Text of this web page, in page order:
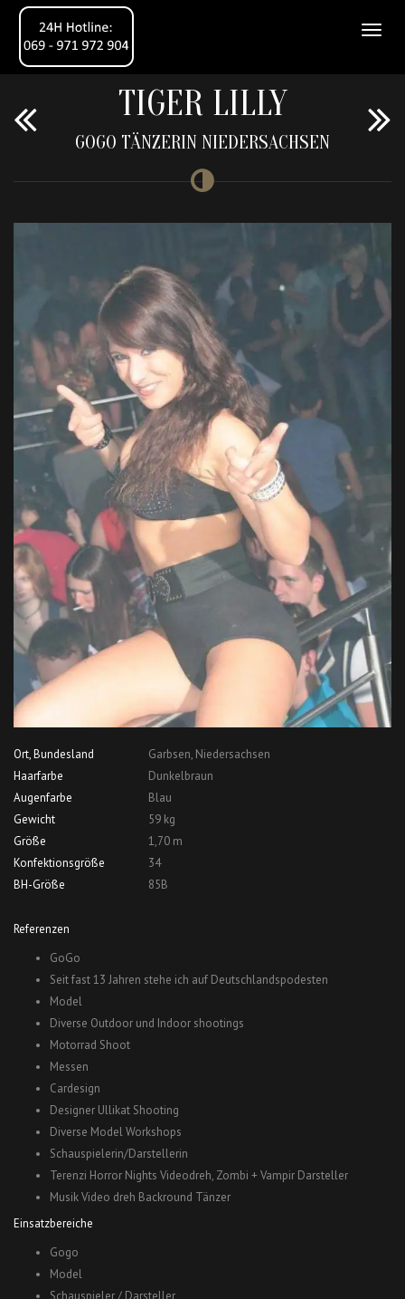
TIGER LILLY
GOGO TÄNZERIN NIEDERSACHSEN
Ort, Bundesland
Garbsen, Niedersachsen
Haarfarbe
Dunkelbraun
Augenfarbe
Blau
Gewicht
59 kg
Größe
1,70 m
Konfektionsgröße
34
BH-Größe
85B
Referenzen
GoGo
Seit fast 13 Jahren stehe ich auf Deutschlandspodesten
Model
Diverse Outdoor und Indoor shootings
Motorrad Shoot
Messen
Cardesign
Designer Ullikat Shooting
Diverse Model Workshops
Schauspielerin/Darstellerin
Terenzi Horror Nights Videodreh, Zombi + Vampir Darsteller
Musik Video dreh Backround Tänzer
Einsatzbereiche
Gogo
Model
Schauspieler / Darsteller